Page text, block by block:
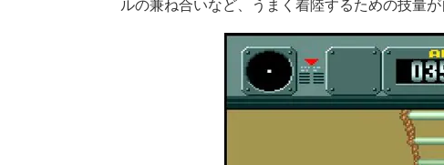
ルの兼ね合いなど、うまく着陸するための技量が